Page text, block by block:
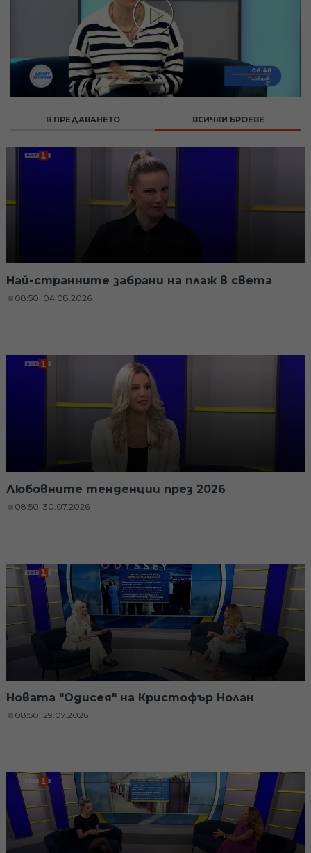
В ПРЕДАВАНЕТО ВСИЧКИ БРОЕВЕ
Най-странните забрани на плаж в света
08:50, 04.08.2026
Любовните тенденции през 2026
08:50, 30.07.2026
Новата "Одисея" на Кристофър Нолан
08:50, 29.07.2026